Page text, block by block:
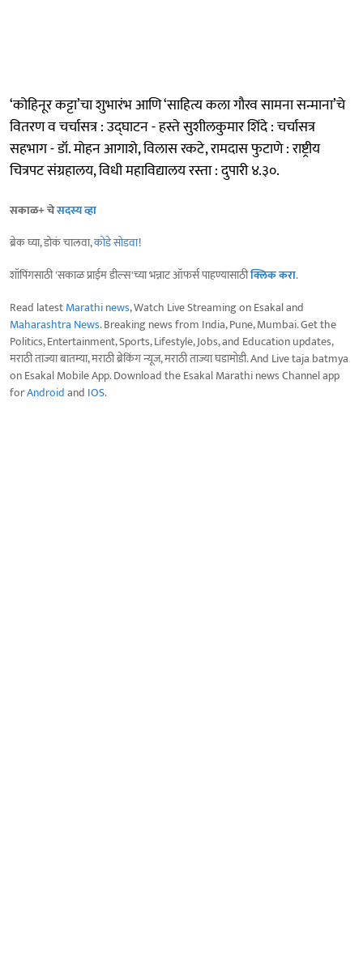
‘कोहिनूर कट्टा’चा शुभारंभ आणि ‘‌साहित्य कला गौरव सामना सन्माना‌’चे
वितरण व चर्चासत्र : उद्‍घाटन - हस्ते सुशीलकुमार शिंदे : चर्चासत्र
सहभाग - डॉ. मोहन आगाशे, विलास रकटे, रामदास फुटाणे : राष्ट्रीय
चित्रपट संग्रहालय, विधी महाविद्यालय रस्ता : दुपारी ४.३०.
सकाळ+ चेसदस्य व्हा
ब्रेक घ्या, डोकं चालवा,कोडे सोडवा!
शॉपिंगसाठी 'सकाळ प्राईम डील्स'च्या भन्नाट ऑफर्स पाहण्यासाठीक्लिक करा.
Read latestMarathi news, Watch Live Streaming on Esakal and
Maharashtra News. Breaking news from India, Pune, Mumbai. Get the
Politics, Entertainment, Sports, Lifestyle, Jobs, and Education updates,
मराठी ताज्या बातम्या, मराठी ब्रेकिंग न्यूज, मराठी ताज्या घडामोडी. And Live taja batmya
on Esakal Mobile App. Download the Esakal Marathi news Channel app
forAndroidand IOS.